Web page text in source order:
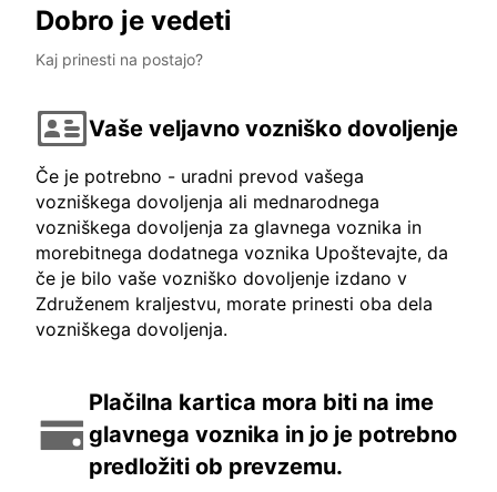
Dobro je vedeti
Kaj prinesti na postajo?
Vaše veljavno vozniško dovoljenje
Če je potrebno - uradni prevod vašega
vozniškega dovoljenja ali mednarodnega
vozniškega dovoljenja za glavnega voznika in
morebitnega dodatnega voznika Upoštevajte, da
če je bilo vaše vozniško dovoljenje izdano v
Združenem kraljestvu, morate prinesti oba dela
vozniškega dovoljenja.
Plačilna kartica mora biti na ime
glavnega voznika in jo je potrebno
predložiti ob prevzemu.